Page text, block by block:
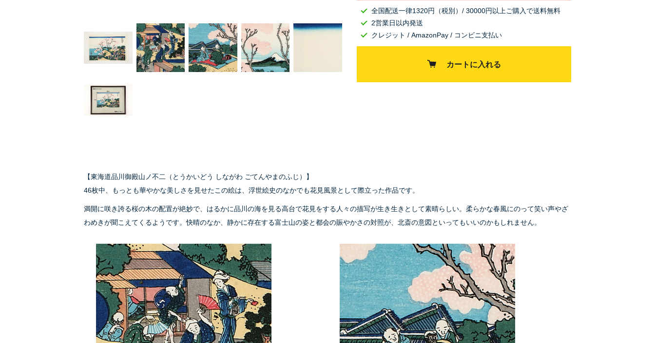
全国配送一律1320円（税別）/ 30000円以上ご購入で送料無料
2営業日以内発送
クレジット / AmazonPay / コンビニ支払い
カートに入れる
【東海道品川御殿山ノ不二（とうかいどう しながわ ごてんやまのふじ）】
46枚中、もっとも華やかな美しさを見せたこの絵は、浮世絵史のなかでも花見風景として際立った作品です。
満開に咲き誇る桜の木の配置が絶妙で、はるかに品川の海を見る高台で花見をする人々の描写が生き生きとして素晴らしい。柔らかな春風にのって笑い声やざ
わめきが聞こえてくるようです。快晴のなか、静かに存在する富士山の姿と都会の賑やかさの対照が、北斎の意図といってもいいのかもしれません。